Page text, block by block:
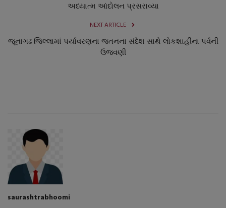
અધ્યાત્મ આંદોલન પ્રસરાવ્યા
NEXT ARTICLE
જૂનાગઢ જિલ્લામાં પર્યાવરણના જતનના સંદેશ સાથે લોકશાહીના પર્વની
ઉજવણી
saurashtrabhoomi